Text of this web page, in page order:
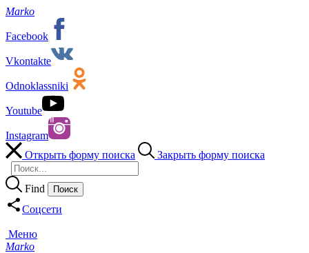
Marko
Facebook
Vkontakte
Odnoklassniki
Youtube
Instagram
Открыть форму поиска
Закрыть форму поиска
Find
Соцсети
Меню
Marko